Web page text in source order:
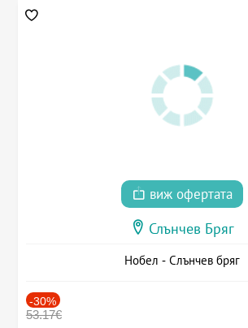
виж офертата
Слънчев Бряг
Нобел - Слънчев бряг
-30%
53.17€